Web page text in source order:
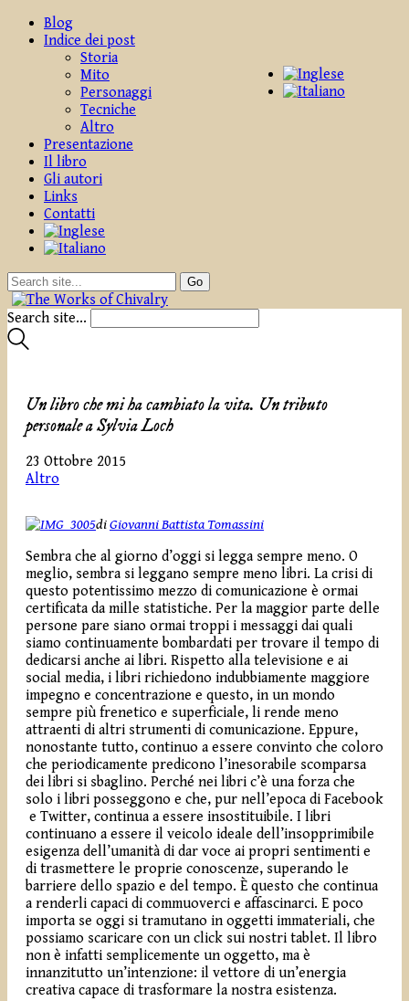
Blog
Indice dei post
Storia
Mito
Personaggi
Tecniche
Altro
Presentazione
Il libro
Gli autori
Links
Contatti
Search site...
Un libro che mi ha cambiato la vita. Un tributo
personale a Sylvia Loch
23 Ottobre 2015
Altro
diGiovanni Battista Tomassini
Sembra che al giorno d’oggi si legga sempre meno. O
meglio, sembra si leggano sempre meno libri. La crisi di
questo potentissimo mezzo di comunicazione è ormai
certificata da mille statistiche. Per la maggior parte delle
persone pare siano ormai troppi i messaggi dai quali
siamo continuamente bombardati per trovare il tempo di
dedicarsi anche ai libri. Rispetto alla televisione e ai
social media, i libri richiedono indubbiamente maggiore
impegno e concentrazione e questo, in un mondo
sempre più frenetico e superficiale, li rende meno
attraenti di altri strumenti di comunicazione. Eppure,
nonostante tutto, continuo a essere convinto che coloro
che periodicamente predicono l’inesorabile scomparsa
dei libri si sbaglino. Perché nei libri c’è una forza che
solo i libri posseggono e che, pur nell’epoca di Facebook
e Twitter, continua a essere insostituibile. I libri
continuano a essere il veicolo ideale dell’insopprimibile
esigenza dell’umanità di dar voce ai propri sentimenti e
di trasmettere le proprie conoscenze, superando le
barriere dello spazio e del tempo. È questo che continua
a renderli capaci di commuoverci e affascinarci. E poco
importa se oggi si tramutano in oggetti immateriali, che
possiamo scaricare con un click sui nostri tablet. Il libro
non è infatti semplicemente un oggetto, ma è
innanzitutto un’intenzione: il vettore di un’energia
creativa capace di trasformare la nostra esistenza.